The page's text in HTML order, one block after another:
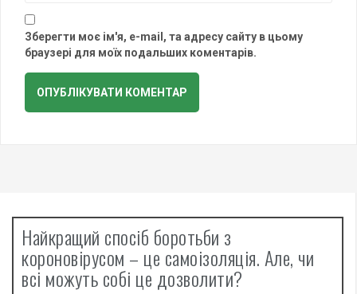
Зберегти моє ім'я, e-mail, та адресу сайту в цьому
браузері для моїх подальших коментарів.
Найкращий спосіб боротьби з
короновірусом – це самоізоляція. Але, чи
всі можуть собі це дозволити?